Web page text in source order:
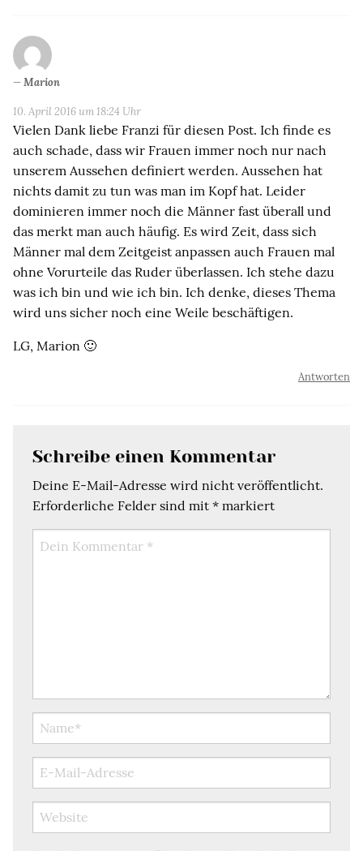
Marion
10. April 2016 um 18:24 Uhr
Vielen Dank liebe Franzi für diesen Post. Ich finde es
auch schade, dass wir Frauen immer noch nur nach
unserem Aussehen definiert werden. Aussehen hat
nichts damit zu tun was man im Kopf hat. Leider
dominieren immer noch die Männer fast überall und
das merkt man auch häufig. Es wird Zeit, dass sich
Männer mal dem Zeitgeist anpassen auch Frauen mal
ohne Vorurteile das Ruder überlassen. Ich stehe dazu
was ich bin und wie ich bin. Ich denke, dieses Thema
wird uns sicher noch eine Weile beschäftigen.
LG, Marion 🙂
Antworten
Schreibe einen Kommentar
Deine E-Mail-Adresse wird nicht veröffentlicht.
Erforderliche Felder sind mit * markiert